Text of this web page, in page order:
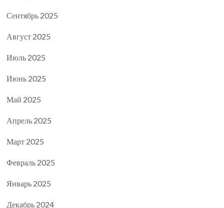
Сентябрь 2025
Август 2025
Июль 2025
Июнь 2025
Май 2025
Апрель 2025
Март 2025
Февраль 2025
Январь 2025
Декабрь 2024